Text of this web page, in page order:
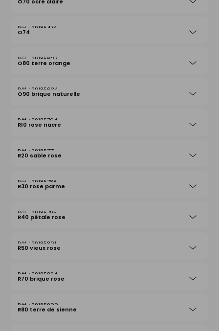
29185474
O74
29185627
O80 terre orange
29185634
O90 brique naturelle
29185764
R10 rose nacre
29185771
R20 sable rose
29185788
R30 rose parme
29185795
R40 pétale rose
29185801
R50 vieux rose
29185894
R70 brique rose
29185900
R80 terre de sienne